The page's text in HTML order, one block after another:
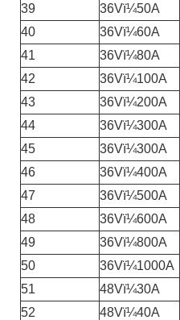
39
36Vï¼50A
40
36Vï¼60A
41
36Vï¼80A
42
36Vï¼100A
43
36Vï¼200A
44
36Vï¼300A
45
36Vï¼300A
46
36Vï¼400A
47
36Vï¼500A
48
36Vï¼600A
49
36Vï¼800A
50
36Vï¼1000A
51
48Vï¼30A
52
48Vï¼40A